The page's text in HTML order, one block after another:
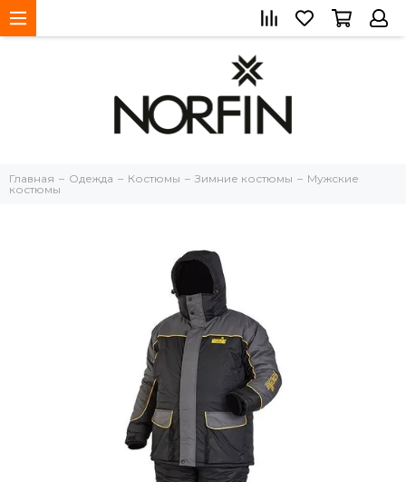
Главная Одежда Костюмы Зимние костюмы
Мужские
костюмы